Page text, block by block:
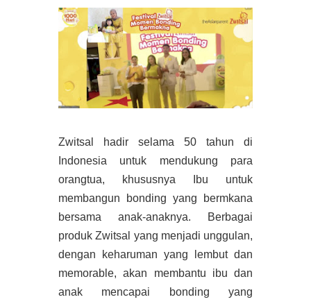
Zwitsal hadir selama 50 tahun di
Indonesia untuk mendukung para
orangtua, khususnya Ibu untuk
membangun bonding yang bermkana
bersama anak-anaknya. Berbagai
produk Zwitsal yang menjadi unggulan,
dengan keharuman yang lembut dan
memorable, akan membantu ibu dan
anak mencapai bonding yang